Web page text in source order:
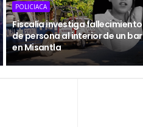
POLICIACA
Fiscalía investiga fallecimiento
de persona al interior de un bar
en Misantla